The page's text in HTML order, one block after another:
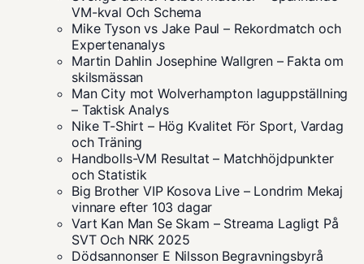
VM-kval Och Schema
Mike Tyson vs Jake Paul – Rekordmatch och
Expertenanalys
Martin Dahlin Josephine Wallgren – Fakta om
skilsmässan
Man City mot Wolverhampton laguppställning
– Taktisk Analys
Nike T-Shirt – Hög Kvalitet För Sport, Vardag
och Träning
Handbolls-VM Resultat – Matchhöjdpunkter
och Statistik
Big Brother VIP Kosova Live – Londrim Mekaj
vinnare efter 103 dagar
Vart Kan Man Se Skam – Streama Lagligt På
SVT Och NRK 2025
Dödsannonser E Nilsson Begravningsbyrå